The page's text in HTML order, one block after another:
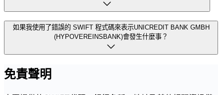
如果我使用了錯誤的 SWIFT 程式碼來表示UNICREDIT BANK GMBH
(HYPOVEREINSBANK)會發生什麼事？
免責聲明